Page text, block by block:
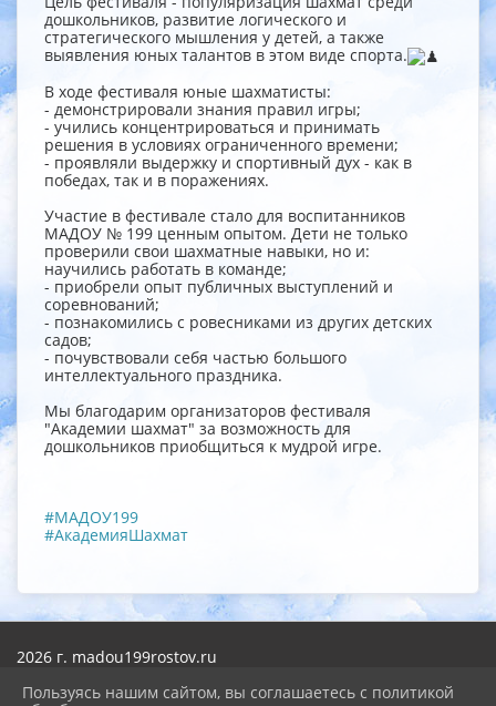
дошкольников, развитие логического и
стратегического мышления у детей, а также
выявления юных талантов в этом виде спорта.
В ходе фестиваля юные шахматисты:
- демонстрировали знания правил игры;
- учились концентрироваться и принимать
решения в условиях ограниченного времени;
- проявляли выдержку и спортивный дух - как в
победах, так и в поражениях.
Участие в фестивале стало для воспитанников
МАДОУ № 199 ценным опытом. Дети не только
проверили свои шахматные навыки, но и:
научились работать в команде;
- приобрели опыт публичных выступлений и
соревнований;
- познакомились с ровесниками из других детских
садов;
- почувствовали себя частью большого
интеллектуального праздника.
Мы благодарим организаторов фестиваля
"Академии шахмат" за возможность для
дошкольников приобщиться к мудрой игре.
#МАДОУ199
#АкадемияШахмат
2026 г. madou199rostov.ru
Карта сайта
Пользуясь нашим сайтом, вы соглашаетесь с политикой